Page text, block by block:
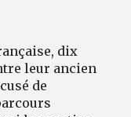
dix
leur ancien
de